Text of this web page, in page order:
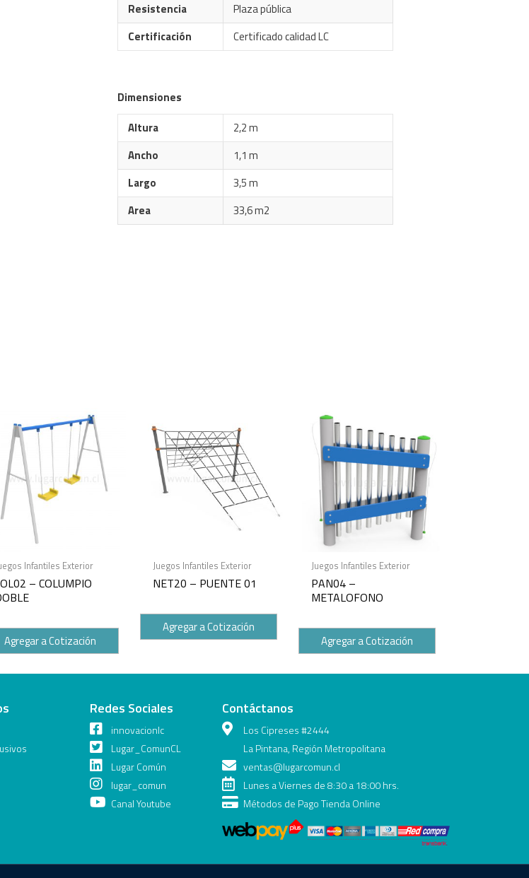
Resistencia
Plaza pública
Certificación
Certificado calidad LC
Dimensiones
Altura
2,2 m
Ancho
1,1 m
Largo
3,5 m
Area
33,6 m2
Infantiles Exterior
– COLUMPIO
Agregar a Cotización
Juegos Infantiles Exterior
NET20 – PUENTE 01
Agregar a Cotización
Juegos Infantiles Exterior
PAN04 –
METALOFONO
Agregar a Cotización
Redes Sociales
innovacionlc
Lugar_ComunCL
Lugar Común
lugar_comun
Canal Youtube
Contáctanos
Los Cipreses #2444
La Pintana, Región Metropolitana
ventas@lugarcomun.cl
Lunes a Viernes de 8:30 a 18:00 hrs.
Métodos de Pago Tienda Online